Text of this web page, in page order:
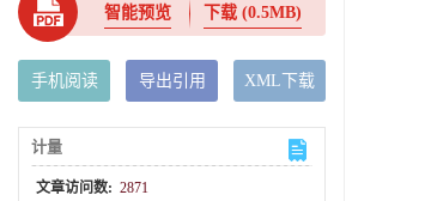
智能预览 下载(0.5MB)
手机阅读 导出引用 XML下载
计量
文章访问数: 2871